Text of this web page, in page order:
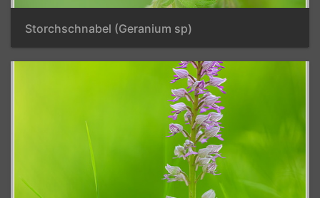
Storchschnabel (Geranium sp)